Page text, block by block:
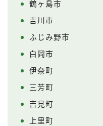
鶴ヶ島市
吉川市
ふじみ野市
白岡市
伊奈町
三芳町
吉見町
上里町